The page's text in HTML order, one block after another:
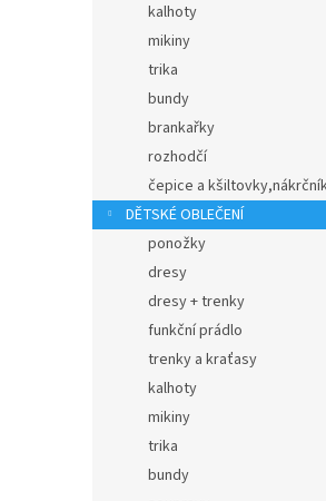
kalhoty
mikiny
trika
bundy
brankařky
rozhodčí
čepice a
DĚTSKÉ OBLEČENÍ
ponožky
dresy
dresy + trenky
funkční prádlo
trenky a kraťasy
kalhoty
mikiny
trika
bundy